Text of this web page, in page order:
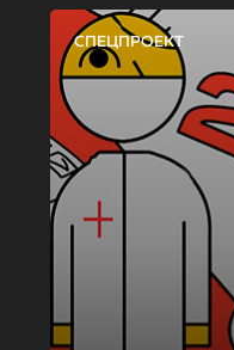
СПЕЦПРОЕКТ